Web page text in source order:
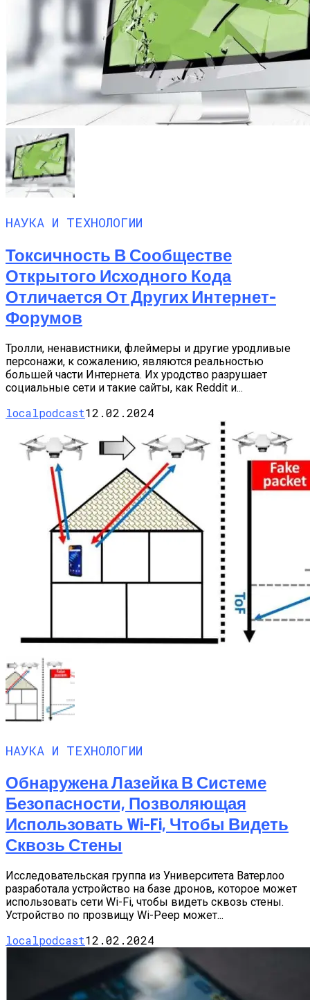
НАУКА И ТЕХНОЛОГИИ
Токсичность В Сообществе
Открытого Исходного Кода
Отличается От Других Интернет-
Форумов
Тролли, ненавистники, флеймеры и другие уродливые
персонажи, к сожалению, являются реальностью
большей части Интернета. Их уродство разрушает
социальные сети и такие сайты, как Reddit и...
localpodcast12.02.2024
НАУКА И ТЕХНОЛОГИИ
Обнаружена Лазейка В Системе
Безопасности, Позволяющая
Использовать Wi-Fi, Чтобы Видеть
Сквозь Стены
Исследовательская группа из Университета Ватерлоо
разработала устройство на базе дронов, которое может
использовать сети Wi-Fi, чтобы видеть сквозь стены.
Устройство по прозвищу Wi-Peep может...
localpodcast12.02.2024